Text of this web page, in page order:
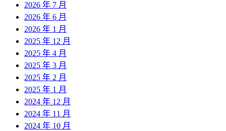
2026 年 7 月
2026 年 6 月
2026 年 1 月
2025 年 12 月
2025 年 4 月
2025 年 3 月
2025 年 2 月
2025 年 1 月
2024 年 12 月
2024 年 11 月
2024 年 10 月